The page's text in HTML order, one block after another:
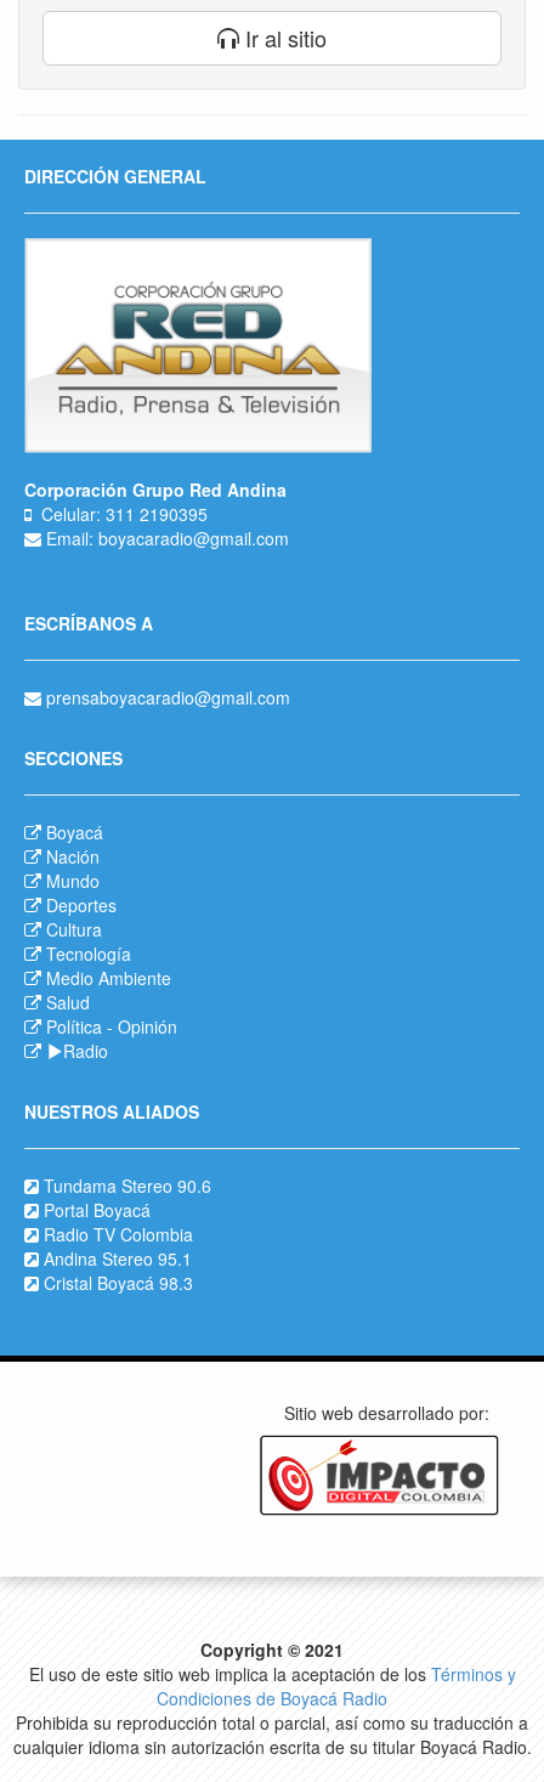
Ir al sitio
DIRECCIÓN GENERAL
Corporación Grupo Red Andina
Celular: 311 2190395
Email: boyacaradio@gmail.com
ESCRÍBANOS A
prensaboyacaradio@gmail.com
SECCIONES
Boyacá
Nación
Mundo
Deportes
Cultura
Tecnología
Medio Ambiente
Salud
Política - Opinión
Radio
NUESTROS ALIADOS
Tundama Stereo 90.6
Portal Boyacá
Radio TV Colombia
Andina Stereo 95.1
Cristal Boyacá 98.3
Sitio web desarrollado por:
Copyright © 2021
El uso de este sitio web implica la aceptación de los Términos y
Condiciones de Boyacá Radio
Prohibida su reproducción total o parcial, así como su traducción a
cualquier idioma sin autorización escrita de su titular Boyacá Radio.